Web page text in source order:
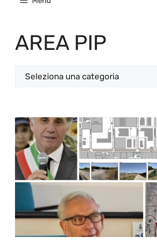
AREA PIP
Categorie